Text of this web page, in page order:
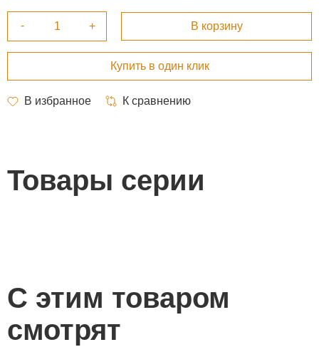
Товары серии
С этим товаром
смотрят